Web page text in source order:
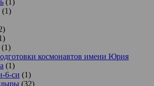
(1)
(1)
космонавтов имени Юрия
(1)
6-си (1)
(32)